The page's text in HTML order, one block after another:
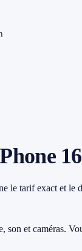
16
le tarif exact et
son et caméras.